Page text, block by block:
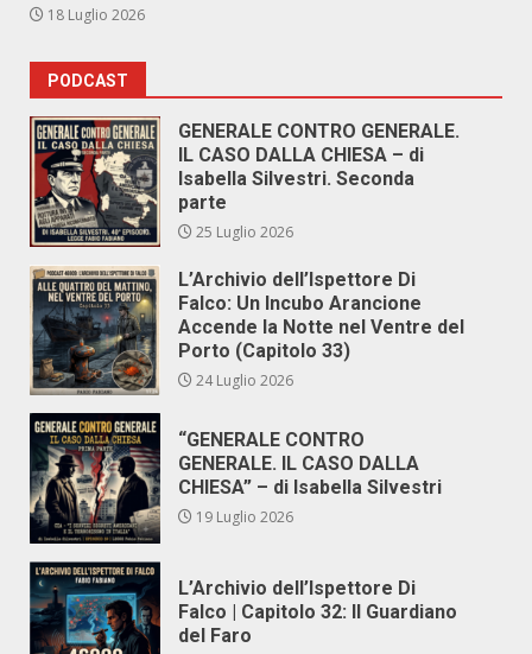
18 Luglio 2026
PODCAST
GENERALE CONTRO GENERALE.
IL CASO DALLA CHIESA – di
Isabella Silvestri. Seconda
parte
25 Luglio 2026
L’Archivio dell’Ispettore Di
Falco: Un Incubo Arancione
Accende la Notte nel Ventre del
Porto (Capitolo 33)
24 Luglio 2026
“GENERALE CONTRO
GENERALE. IL CASO DALLA
CHIESA” – di Isabella Silvestri
19 Luglio 2026
L’Archivio dell’Ispettore Di
Falco | Capitolo 32: Il Guardiano
del Faro